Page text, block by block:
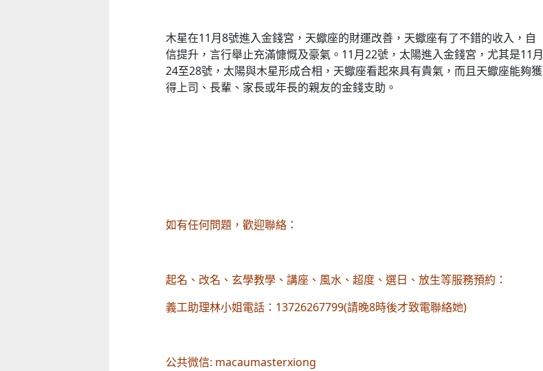
木星在11月8號進入金錢宮，天蠍座的財運改善，天蠍座有了不錯的收入，自
信提升，言行舉止充滿慷慨及豪氣。11月22號，太陽進入金錢宮，尤其是11月
24至28號，太陽與木星形成合相，天蠍座看起來具有貴氣，而且天蠍座能夠獲
得上司、長輩、家長或年長的親友的金錢支助。
如有任何問題，歡迎聯絡：
起名、改名、玄學教學、講座、風水、超度、選日、放生等服務預約：
義工助理林小姐電話：13726267799(請晚8時後才致電聯絡她)
公共微信: macaumasterxiong
2026年“圖書館e學堂”